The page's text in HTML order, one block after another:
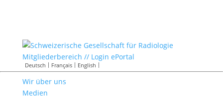
Mitgliederbereich // Login ePortal
Deutsch Français English
Wir über uns
Medien